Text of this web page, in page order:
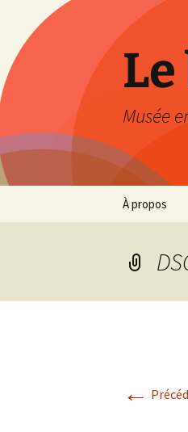
Musée
Aller
À propos
←